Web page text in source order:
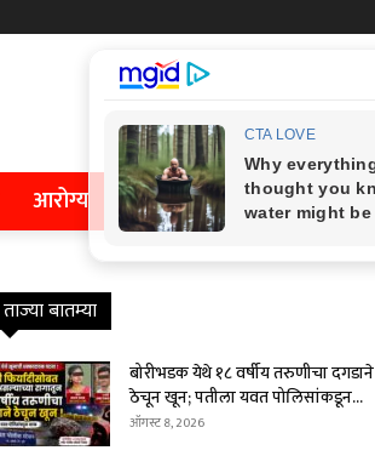
आरोग्य
ताज्या बातम्या
बोरीभडक येथे १८ वर्षीय तरुणीचा दगडाने
ठेचून खून; पतीला यवत पोलिसांकडून...
ऑगस्ट 8, 2026